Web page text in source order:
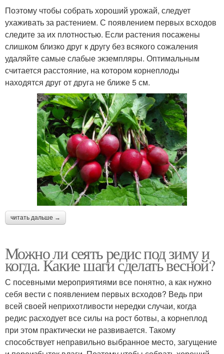
Поэтому чтобы собрать хороший урожай, следует
ухаживать за растением. С появлением первых всходов
следите за их плотностью. Если растения посажены
слишком близко друг к другу без всякого сожаления
удаляйте самые слабые экземпляры. Оптимальным
считается расстояние, на котором корнеплоды
находятся друг от друга не ближе 5 см.
читать дальше →
Можно ли сеять редис под зиму и
когда. Какие шаги сделать весной?
С посевными мероприятиями все понятно, а как нужно
себя вести с появлением первых всходов? Ведь при
всей своей неприхотливости нередки случаи, когда
редис расходует все силы на рост ботвы, а корнеплод
при этом практически не развивается. Такому
способствует неправильно выбранное место, загущение